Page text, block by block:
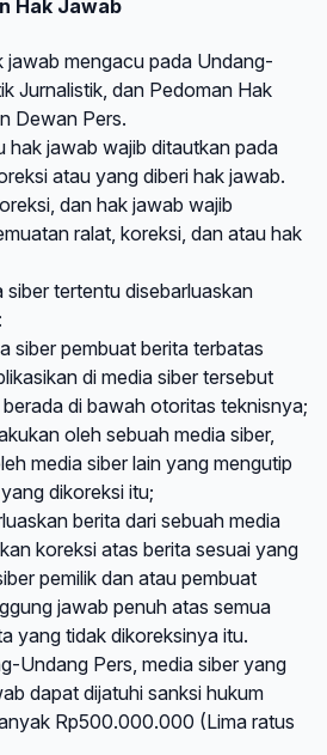
Hak Jawab
jawab mengacu pada Undang-
Jurnalistik, dan Pedoman Hak
Dewan Pers.
hak jawab wajib ditautkan pada
atau yang diberi hak jawab.
dan hak jawab wajib
ralat, koreksi, dan atau hak
siber tertentu disebarluaskan
siber pembuat berita terbatas
di media siber tersebut
di bawah otoritas teknisnya;
oleh sebuah media siber,
media siber lain yang mengutip
dikoreksi itu;
berita dari sebuah media
koreksi atas berita sesuai yang
pemilik dan atau pembuat
jawab penuh atas semua
yang tidak dikoreksinya itu.
Undang Pers, media siber yang
dapat dijatuhi sanksi hukum
Rp500.000.000 (Lima ratus